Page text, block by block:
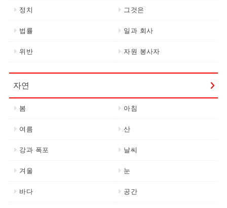
정치 그것은
법률 일과 회사
위반 자원 봉사자
자연
봄 아침
여름 산
강과 폭포 날씨
겨울 눈
바다 공간